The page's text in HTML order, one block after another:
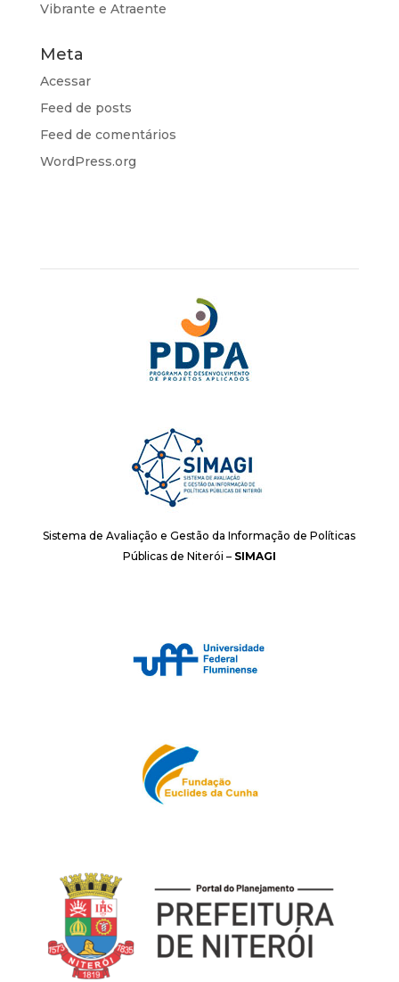
Vibrante e Atraente
Meta
Acessar
Feed de posts
Feed de comentários
WordPress.org
Sistema de Avaliação e Gestão da Informação de Políticas
Públicas de Niterói – SIMAGI